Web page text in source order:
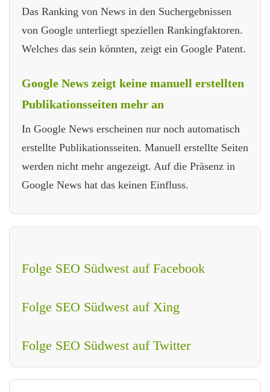
Das Ranking von News in den Suchergebnissen
von Google unterliegt speziellen Rankingfaktoren.
Welches das sein könnten, zeigt ein Google Patent.
Google News zeigt keine manuell erstellten
Publikationsseiten mehr an
In Google News erscheinen nur noch automatisch
erstellte Publikationsseiten. Manuell erstellte Seiten
werden nicht mehr angezeigt. Auf die Präsenz in
Google News hat das keinen Einfluss.
Folge SEO Südwest auf Facebook
Folge SEO Südwest auf Xing
Folge SEO Südwest auf Twitter